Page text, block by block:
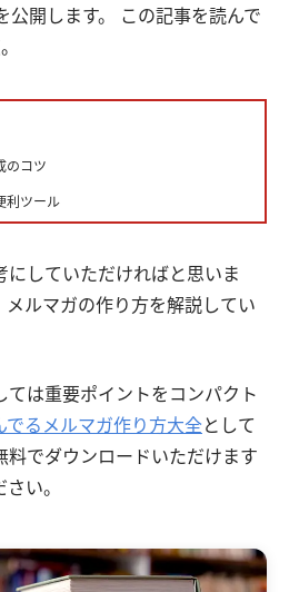
公開します。 この記事を読んで
のコツ
利ツール
にしていただければと思いま
メルマガの作り方を解説してい
ては重要ポイントをコンパクト
でるメルマガ作り方大全 として
料でダウンロードいただけます
い。